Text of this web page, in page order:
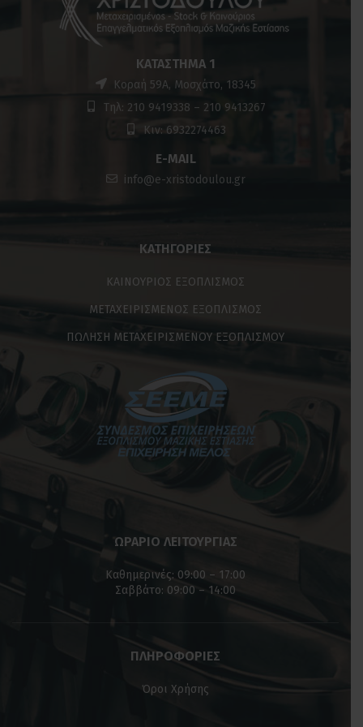
ΚΑΤΆΣΤΗΜΑ 1
Κοραή 59Α, Μοσχάτο, 18345
Τηλ: 210 9419338 – 210 9413267
Κιν: 6932274463
E-MAIL
info@e-xristodoulou.gr
ΚΑΤΗΓΟΡΊΕΣ
ΚΑΙΝΟΥΡΙΟΣ ΕΞΟΠΛΙΣΜΟΣ
ΜΕΤΑΧΕΙΡΙΣΜΕΝΟΣ ΕΞΟΠΛΙΣΜΟΣ
ΠΩΛΗΣΗ ΜΕΤΑΧΕΙΡΙΣΜΕΝΟΥ ΕΞΟΠΛΙΣΜΟΥ
ΩΡΑΡΙΟ ΛΕΙΤΟΥΡΓΙΑΣ
Καθημερινές: 09:00 – 17:00
Σαββάτο: 09:00 – 14:00
ΠΛΗΡΟΦΟΡΙΕΣ
Όροι Χρήσης